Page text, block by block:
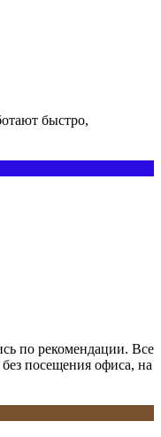
быстро,
по рекомендации. Все
посещения офиса, на